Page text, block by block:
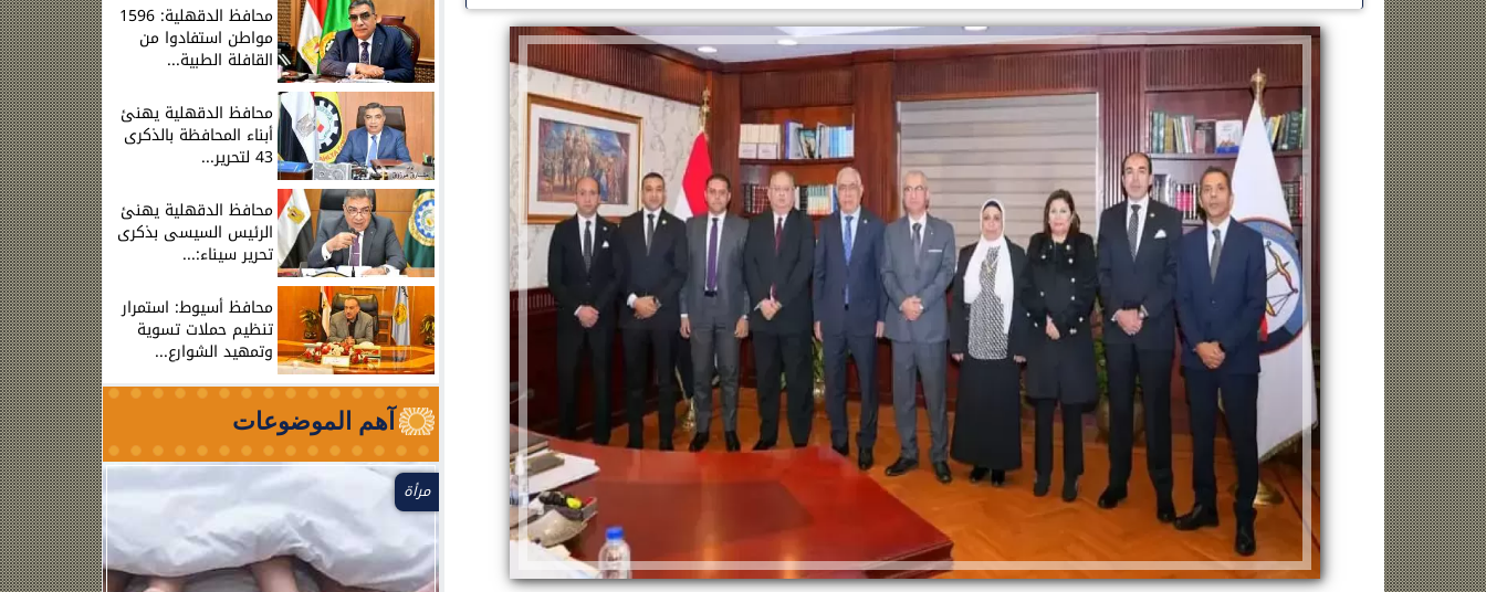
محافظ الدقهلية: 1596
مواطن استفادوا من
القافلة الطبية...
محافظ الدقهلية يهنئ
أبناء المحافظة بالذكرى
43 لتحرير...
محافظ الدقهلية يهنئ
الرئيس السيسى بذكرى
تحرير سيناء:...
محافظ أسيوط: استمرار
تنظيم حملات تسوية
وتمهيد الشوارع...
آهم الموضوعات
مرأة